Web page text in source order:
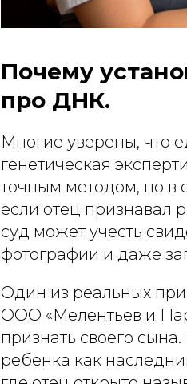
Почему
про ДНК.
Многие уверены, что
генетическая
точным методом, но в
если отец признавал
суд может учесть
фотографии и даже
Один из реальных
ООО «Мелентьев и
признать своего
ребенка как